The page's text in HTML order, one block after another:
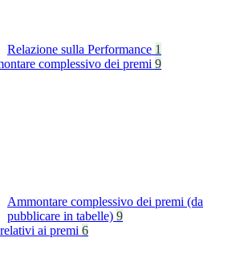
Relazione sulla Performance 1
complessivo dei premi 9
Ammontare complessivo dei premi (da
pubblicare in tabelle) 9
ai premi 6